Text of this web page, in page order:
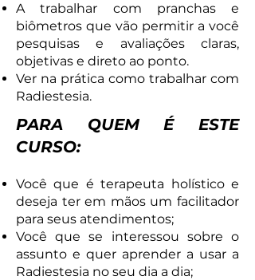
A trabalhar com pranchas e
biômetros que vão permitir a você
pesquisas e avaliações claras,
objetivas e direto ao ponto.
Ver na prática como trabalhar com
Radiestesia.
PARA QUEM É ESTE
CURSO:
Você que é terapeuta holístico e
deseja ter em mãos um facilitador
para seus atendimentos;
Você que se interessou sobre o
assunto e quer aprender a usar a
Radiestesia no seu dia a dia;